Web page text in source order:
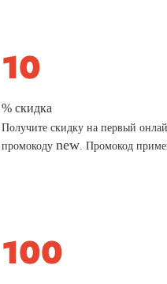
% скидка
Получите скидку на первый
промокодуnew. Промокод